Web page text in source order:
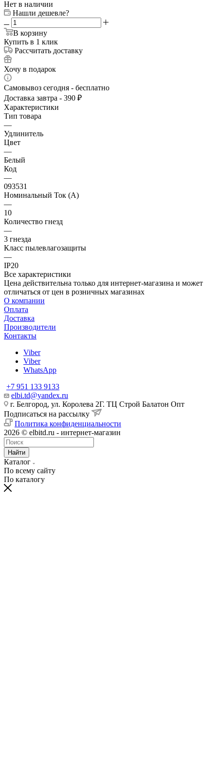
Нет в наличии
Нашли дешевле?
В корзину
Купить в 1 клик
Рассчитать доставку
Хочу в подарок
Самовывоз сегодня - бесплатно
Доставка завтра - 390 ₽
Характеристики
Тип товара
—
Удлинитель
Цвет
—
Белый
Код
—
093531
Номинальный Ток (A)
—
10
Количество гнезд
—
3 гнезда
Класс пылевлагозащиты
—
IP20
Все характеристики
Цена действительна только для интернет-магазина и может
отличаться от цен в розничных магазинах
О компании
Оплата
Доставка
Производители
Контакты
Viber
Viber
WhatsApp
+7 951 133 9133
elbi.td@yandex.ru
г. Белгород, ул. Королева 2Г. ТЦ Строй Балатон Опт
Подписаться на рассылку
Политика конфиденциальности
2026 © elbitd.ru - интернет-магазин
Найти
Каталог
По всему сайту
По каталогу